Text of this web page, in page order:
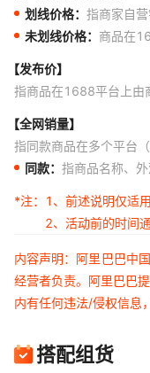
划线价格： 指商家自
未划线价格： 商品在
【发布价】
指商品在1688平台上由
【全网销量】
指同款商品在多个平台
同款： 指商品名称、
*注：
1、前述说明仅适
2、活动前的时间
内容声明：阿里巴巴中
经营者负责。阿里巴巴
内有任何违法/侵权信息
搭配组货